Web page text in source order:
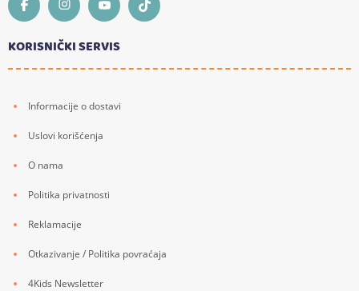
KORISNIČKI SERVIS
Informacije o dostavi
Uslovi korišćenja
O nama
Politika privatnosti
Reklamacije
Otkazivanje / Politika povraćaja
4Kids Newsletter